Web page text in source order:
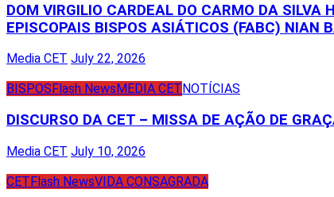
DOM VIRGILIO CARDEAL DO CARMO DA SILVA
EPISCOPAIS BISPOS ASIÁTICOS (FABC) NIAN
Media CET July 22, 2026
BISPOS Flash News MEDIA CET NOTÍCIAS
DISCURSO DA CET – MISSA DE AÇÃO DE
Media CET July 10, 2026
CETFlash NewsVIDA CONSAGRADA